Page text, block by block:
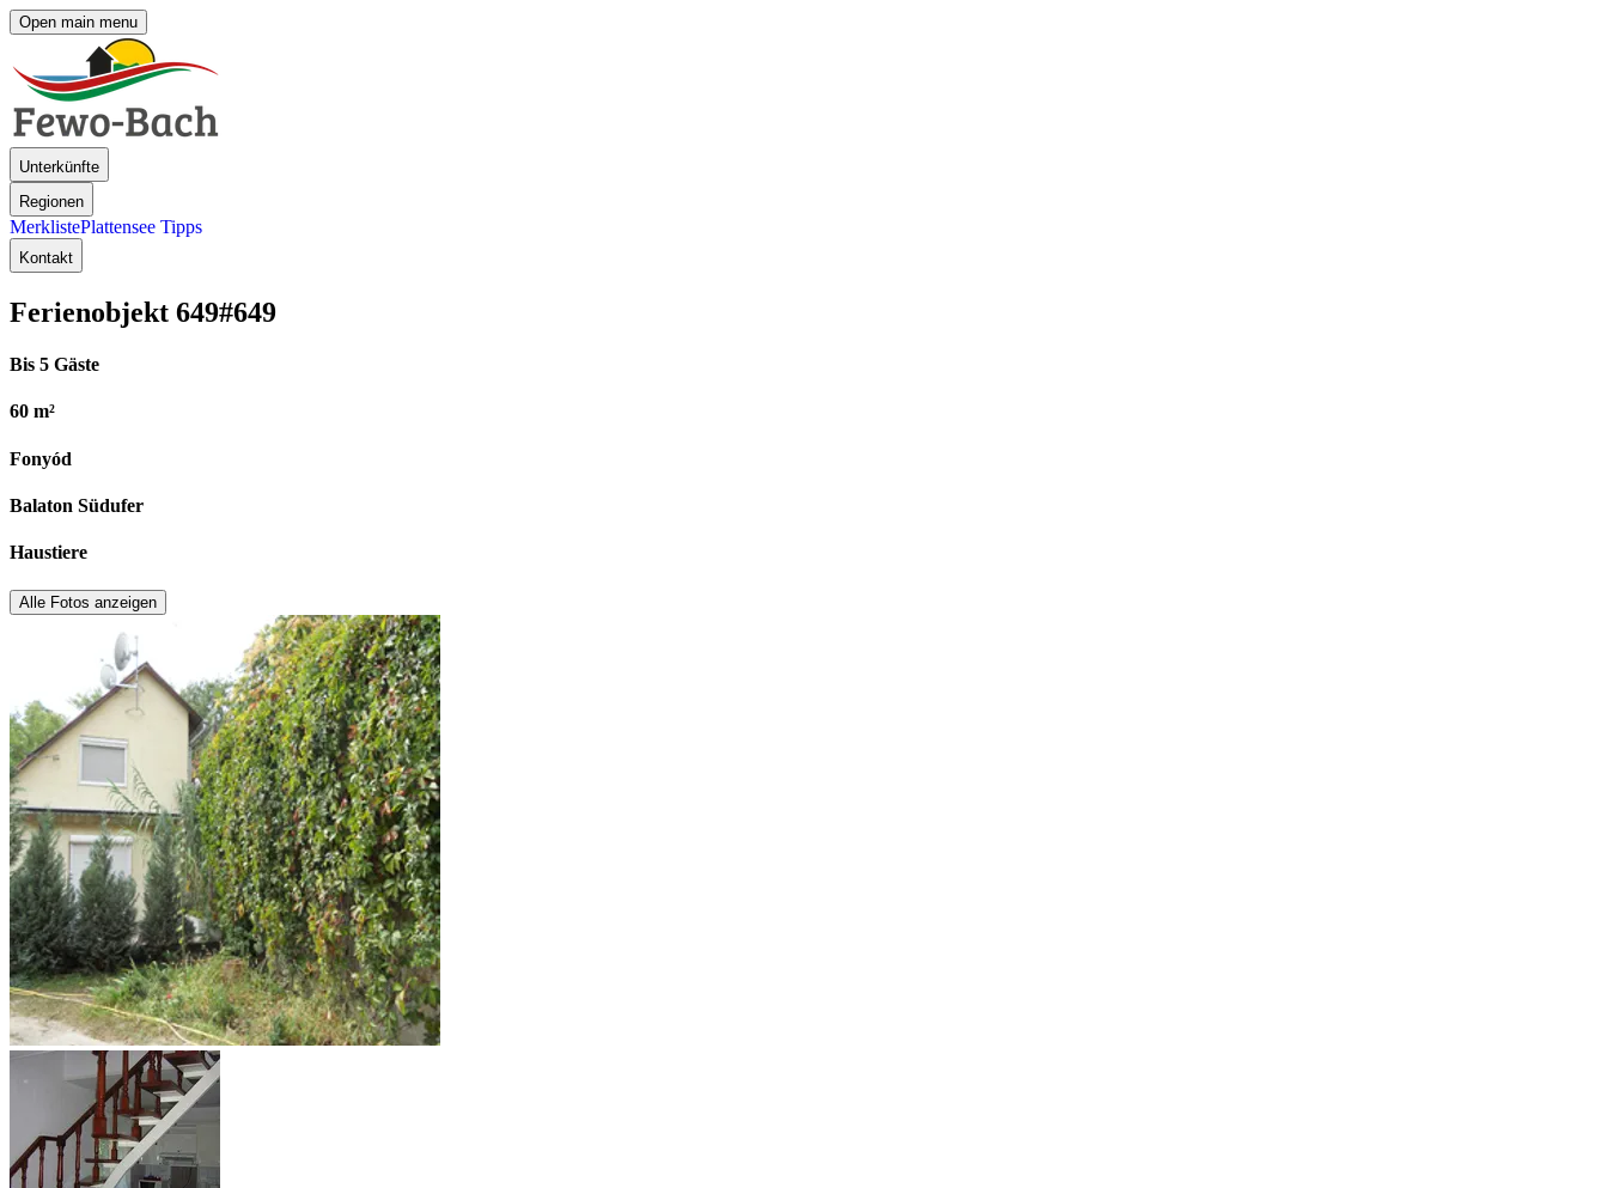
Open main menu
Unterkünfte
Regionen
MerklistePlattensee Tipps
Kontakt
Ferienobjekt 649#649
Bis 5 Gäste
60 m²
Fonyód
Balaton Südufer
Haustiere
Alle Fotos anzeigen